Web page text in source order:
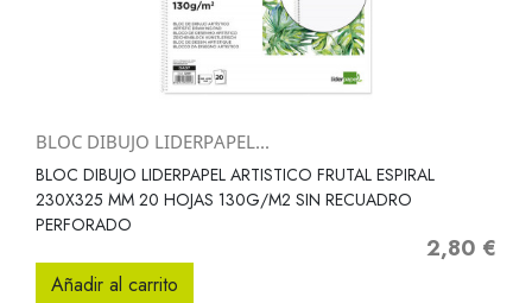
BLOC DIBUJO LIDERPAPEL...
BLOC DIBUJO LIDERPAPEL ARTISTICO FRUTAL ESPIRAL
230X325 MM 20 HOJAS 130G/M2 SIN RECUADRO
PERFORADO
Precio
2,80 €
Añadir al carrito